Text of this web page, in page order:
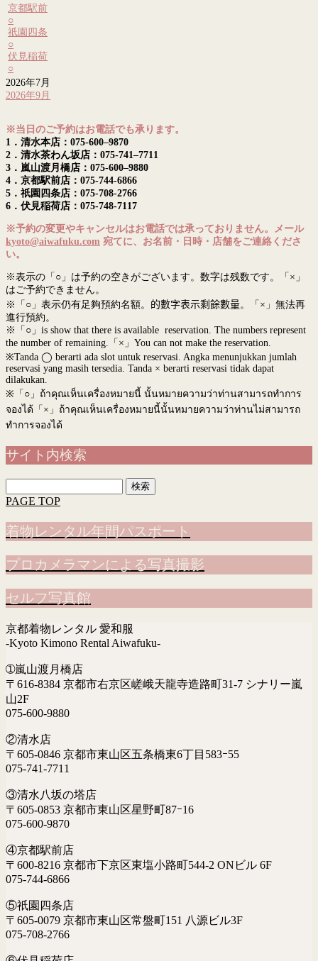
京都駅前
○
祇園四条
○
伏見稲荷
○
2026年7月
2026年9月
※当日のご予約はお電話でも承ります。
1．清水本店：075-600–9870
2．清水茶わん坂店：075-741–7711
3．嵐山渡月橋店：075-600–9880
4．京都駅前店：075-744-6866
5．祇園四条店：075-708-2766
6．伏見稲荷店：075-748-7117
※予約の変更やキャンセルはお電話では承っておりません。メール
kyoto@aiwafuku.com 宛てに、お名前・日時・店舗をご連絡くださ
い。
※表示の「○」は予約の空きがございます。数字は残数です。「×」
はご予約できません。
※「○」表示仍有足夠預約名額。 的數字表示剩餘數量。「×」無法再
進行預約。
※「○」is show that there is available reservation. The numbers represent
the number of remaining.「×」You can not make the reservation.
※Tanda ◯ berarti ada slot untuk reservasi. Angka menunjukkan jumlah
reservasi yang masih tersedia. Tanda × berarti reservasi tidak dapat
dilakukan.
※ 「○」ถ้าคุณเห็นเครื่องหมายนี้ นั้นหมายความว่าท่านสามารถทำการ
จองได้「×」ถ้าคุณเห็นเครื่องหมายนี้นั้นหมายความว่าท่านไม่สามารถ
ทำการจองได้
サイト内検索
索:
PAGE TOP
着物レンタル年間パスポート
プロカメラマンによる写真撮影
セルフ写真館
京都着物レンタル 愛和服
-Kyoto Kimono Rental Aiwafuku-
➀嵐山渡月橋店
〒616-8384 京都市右京区嵯峨天龍寺造路町31-7 シナリー嵐
山2F
075-600-9880
②清水店
〒605-0846 京都市東山区五条橋東6丁目583ｰ55
075-741-7711
③清水八坂の塔店
〒605-0853 京都市東山区星野町87ｰ16
075-600-9870
④京都駅前店
〒600-8216 京都市下京区東塩小路町544-2 ONビル 6F
075-744-6866
⑤祇園四条店
〒605-0079 京都市東山区常盤町151 八源ビル3F
075-708-2766